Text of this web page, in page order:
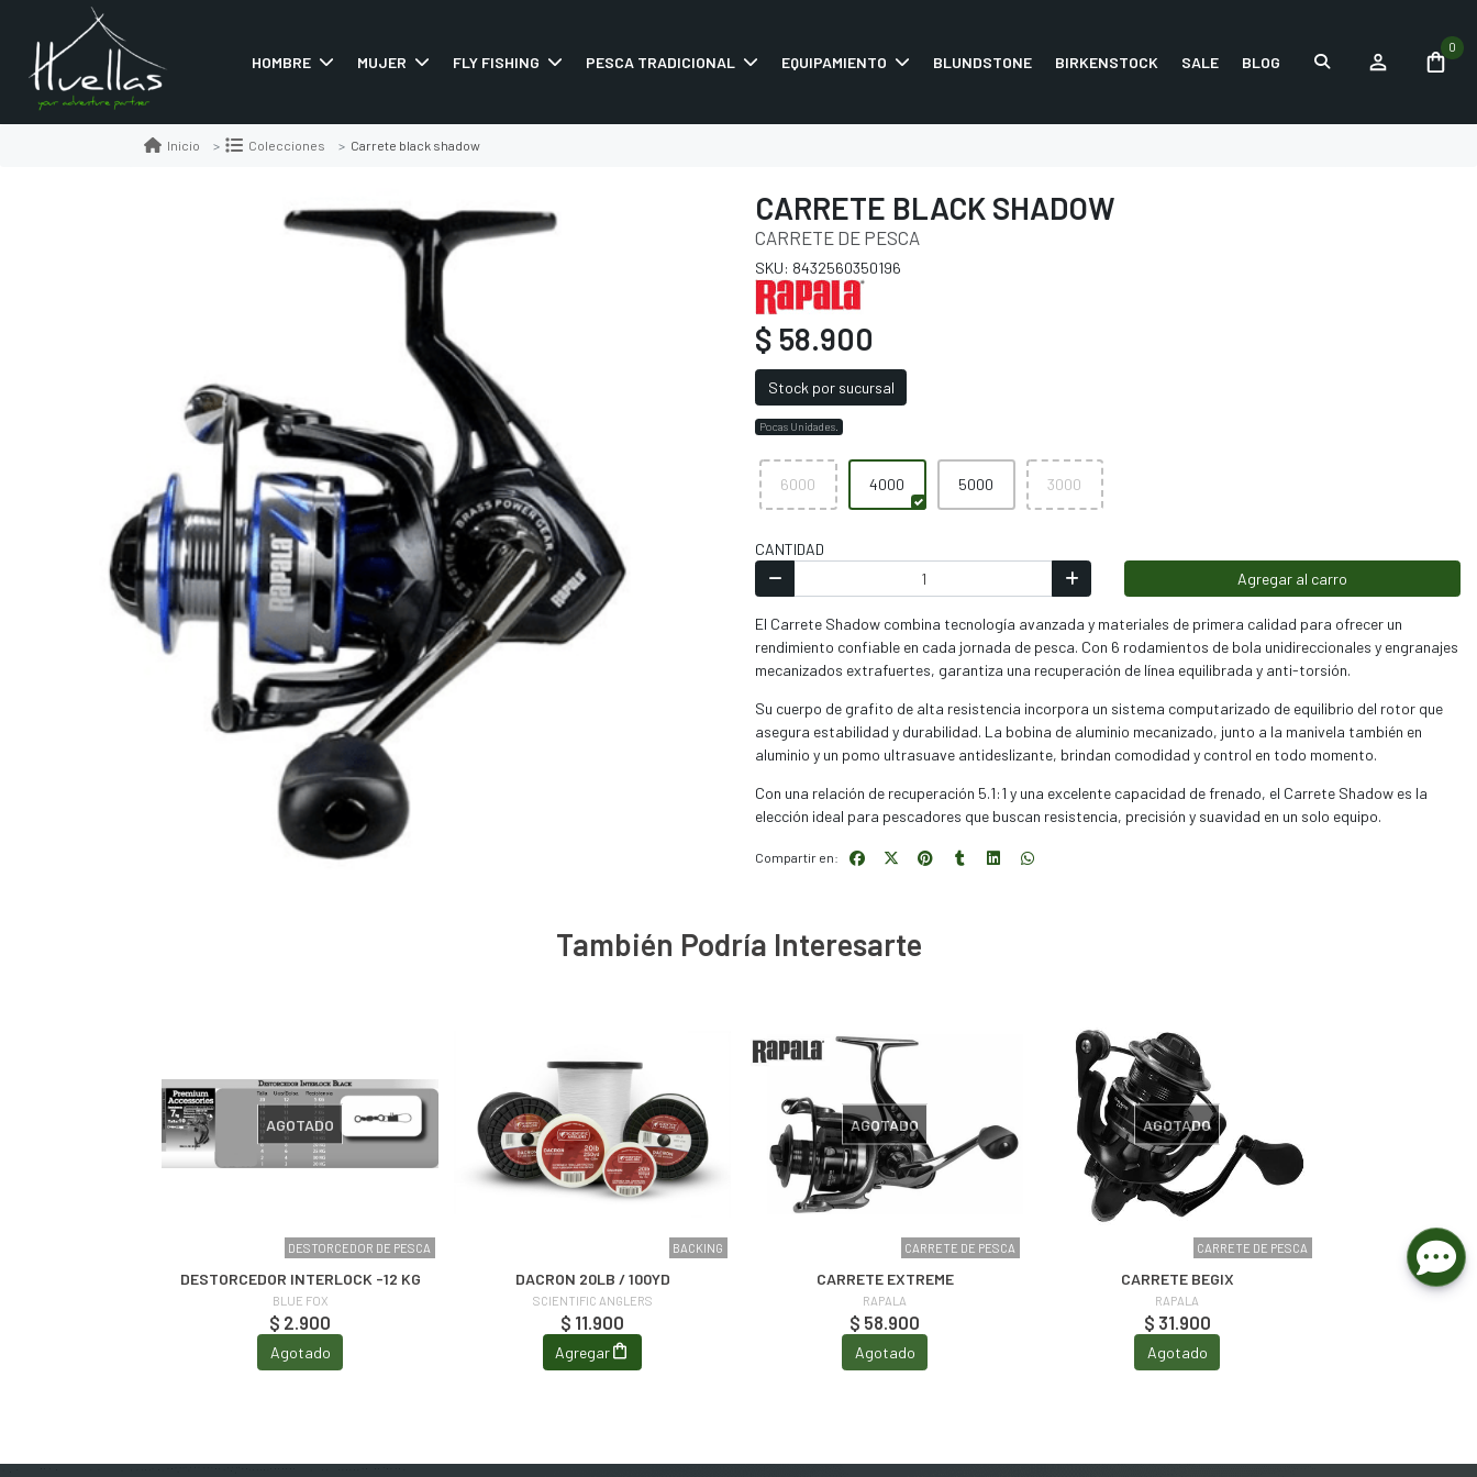
HOMBRE MUJER FLY FISHING PESCA TRADICIONAL EQUIPAMIENTO BLUNDSTONE BIRKENSTOCK SALE BLOG
0
Inicio Colecciones Carrete black shadow
CARRETE BLACK SHADOW
CARRETE DE PESCA
SKU: 8432560350196
$ 58.900
Stock por sucursal
Pocas Unidades.
6000 4000 5000 3000
CANTIDAD
Agregar al carro
El Carrete Shadow combina tecnología avanzada y materiales de primera calidad para ofrecer un
rendimiento confiable en cada jornada de pesca. Con 6 rodamientos de bola unidireccionales y engranajes
mecanizados extrafuertes, garantiza una recuperación de línea equilibrada y anti-torsión.
Su cuerpo de grafito de alta resistencia incorpora un sistema computarizado de equilibrio del rotor que
asegura estabilidad y durabilidad. La bobina de aluminio mecanizado, junto a la manivela también en
aluminio y un pomo ultrasuave antideslizante, brindan comodidad y control en todo momento.
Con una relación de recuperación 5.1:1 y una excelente capacidad de frenado, el Carrete Shadow es la
elección ideal para pescadores que buscan resistencia, precisión y suavidad en un solo equipo.
Compartir en:
También Podría Interesarte
DESTORCEDOR DE PESCA
AGOTADO
DESTORCEDOR INTERLOCK -12 KG
BLUE FOX
$ 2.900
Agotado
BACKING
DACRON 20LB / 100YD
SCIENTIFIC ANGLERS
$ 11.900
Agregar
CARRETE DE PESCA
AGOTADO
CARRETE EXTREME
RAPALA
$ 58.900
Agotado
CARRETE DE PESCA
AGOTADO
CARRETE BEGIX
RAPALA
$ 31.900
Agotado